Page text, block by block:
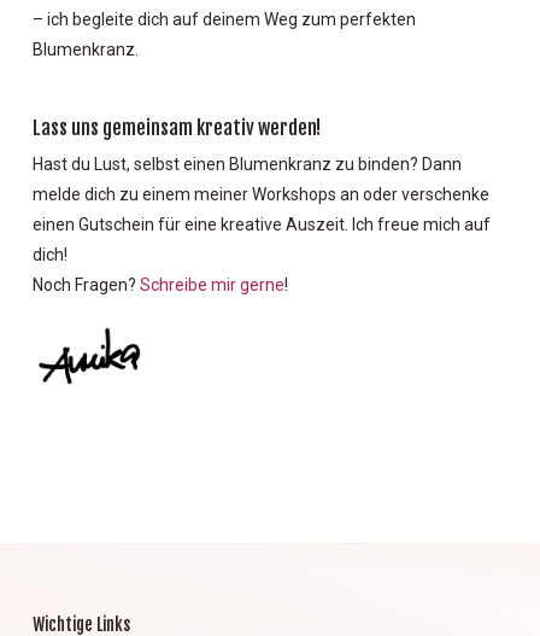
– ich begleite dich auf deinem Weg zum perfekten
Blumenkranz.
Lass uns gemeinsam kreativ werden!
Hast du Lust, selbst einen Blumenkranz zu binden? Dann
melde dich zu einem meiner Workshops an oder verschenke
einen Gutschein für eine kreative Auszeit. Ich freue mich auf
dich!
Noch Fragen? Schreibe mir gerne!
Wichtige Links